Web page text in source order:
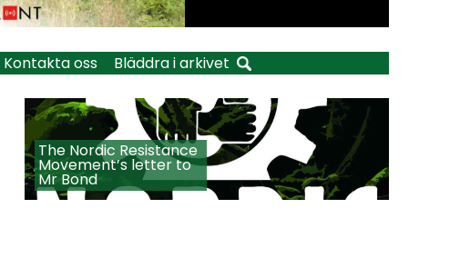
Kontakta oss Bläddra i arkivet
The Nordic Resistance
Movement’s letter to
Mr Bond